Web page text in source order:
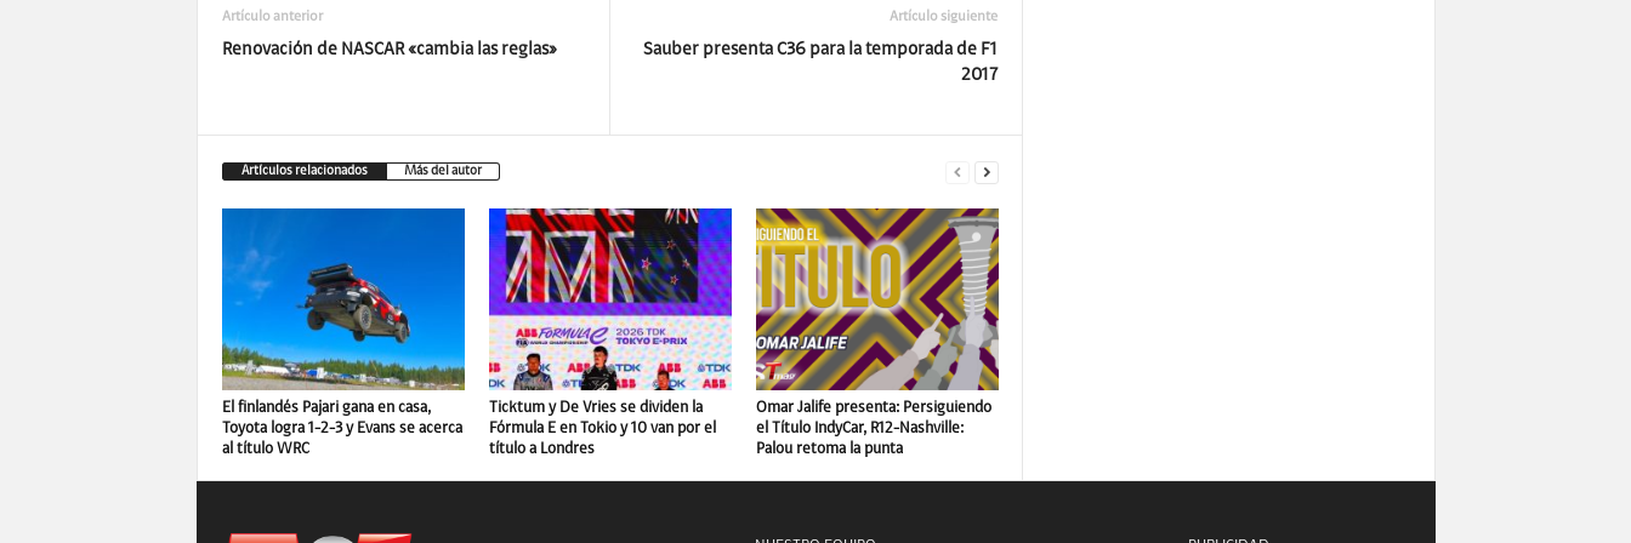
Artículo anterior
Renovación de NASCAR «cambia las reglas»
Artículo siguiente
Sauber presenta C36 para la temporada de F1
2017
Artículos relacionados Más del autor
El finlandés Pajari gana en casa,
Toyota logra 1-2-3 y Evans se acerca
al título WRC
Ticktum y De Vries se dividen la
Fórmula E en Tokio y 10 van por el
título a Londres
Omar Jalife presenta: Persiguiendo
el Título IndyCar, R12-Nashville:
Palou retoma la punta